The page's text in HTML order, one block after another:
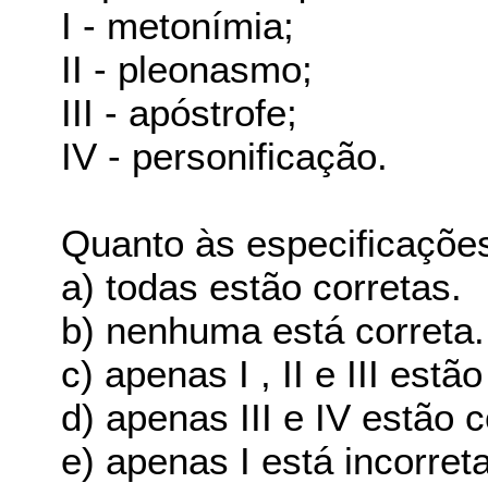
I - metonímia;
II - pleonasmo;
III - apóstrofe;
IV - personificação.
Quanto às
a) todas estão corretas.
b) nenhuma está correta.
c) apenas I , II e III
d) apenas III e IV estão
e) apenas I está